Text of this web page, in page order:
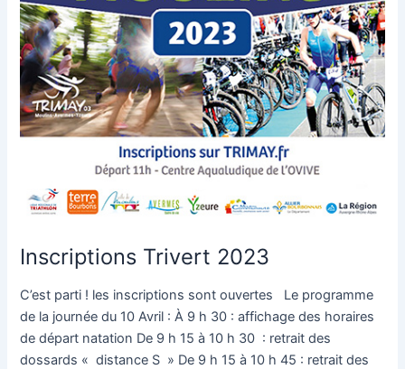
Inscriptions Trivert 2023
C’est parti ! les inscriptions sont ouvertes Le programme
de la journée du 10 Avril : À 9 h 30 : affichage des horaires
de départ natation De 9 h 15 à 10 h 30 : retrait des
dossards « distance S » De 9 h 15 à 10 h 45 : retrait des